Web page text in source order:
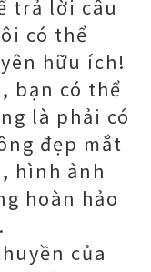
trả lời câu
có thể
hữu ích!
bạn có thể
là phải có
đẹp mắt
hình ảnh
hoàn hảo
của